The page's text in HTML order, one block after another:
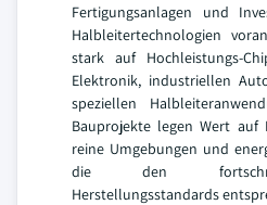
Fertigungsanlagen und
Halbleitertechnologien
stark auf Hochleistungs-
Elektronik, industriellen
speziellen
Bauprojekte legen Wert auf
reine Umgebungen und
die den
Herstellungsstandards